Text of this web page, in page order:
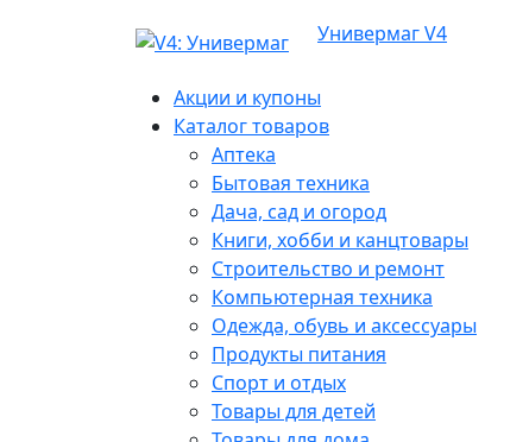
Универмаг V4
Акции и купоны
Каталог товаров
Аптека
Бытовая техника
Дача, сад и огород
Книги, хобби и канцтовары
Строительство и ремонт
Компьютерная техника
Одежда, обувь и аксессуары
Продукты питания
Спорт и отдых
Товары для детей